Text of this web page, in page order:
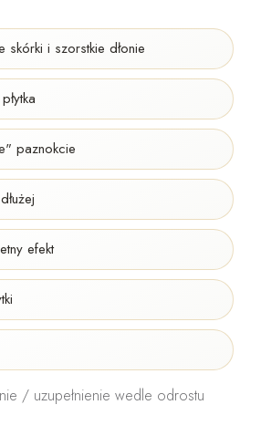
skórki i szorstkie dłonie
paznokcie
efekt
/ uzupełnienie wedle odrostu